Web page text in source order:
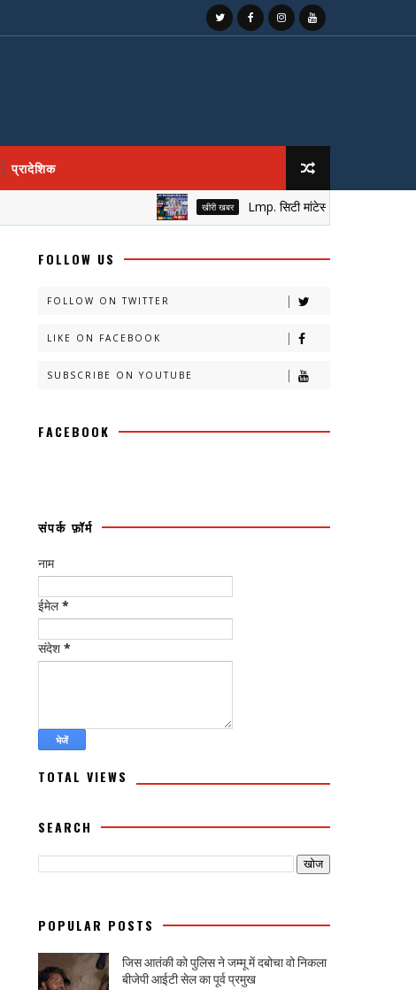
प्रादेशिक
खीरी खबर Lmp. सिटी मांटेसरी के आँगन में सजा नेतृत्व
FOLLOW US
FOLLOW ON TWITTER
LIKE ON FACEBOOK
SUBSCRIBE ON YOUTUBE
FACEBOOK
संपर्क फ़ॉर्म
नाम
ईमेल*
संदेश *
TOTAL VIEWS
SEARCH
POPULAR POSTS
जिस आतंकी को पुलिस ने जम्मू में दबोचा वो निकला
बीजेपी आईटी सेल का पूर्व प्रमुख